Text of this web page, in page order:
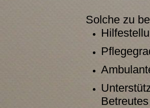
Solche zu